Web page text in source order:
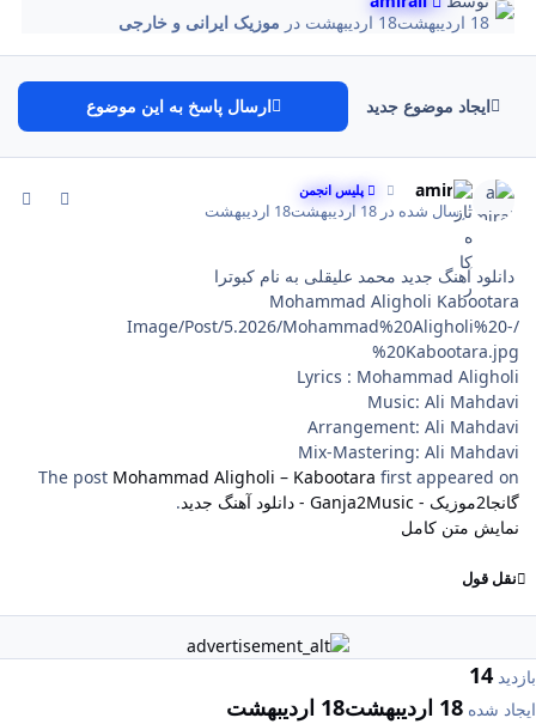
18 اردیبهشت
18 اردیبهشت در موزیک ایرانی و خارجی
ایجاد موضوع جدید ارسال پاسخ به این موضوع
amirali پلیس انجمن
ارسال شده در18 اردیبهشت 18 اردیبهشت
دانلود آهنگ جدید محمد علیقلی به نام کبوترا
Mohammad Aligholi Kabootara
/Image/Post/5.2026/Mohammad%20Aligholi%20-
%20Kabootara.jpg
Lyrics : Mohammad Aligholi
Music: Ali Mahdavi
Arrangement: Ali Mahdavi
Mix-Mastering: Ali Mahdavi
The post Mohammad Aligholi – Kabootara first appeared on
گانجا2موزیک - Ganja2Music - دانلود آهنگ جدید
.
نمایش متن کامل
نقل قول
بازدید 14
ایجاد شده 18 اردیبهشت 18 اردیبهشت